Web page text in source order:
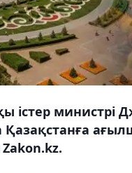
істер министрі